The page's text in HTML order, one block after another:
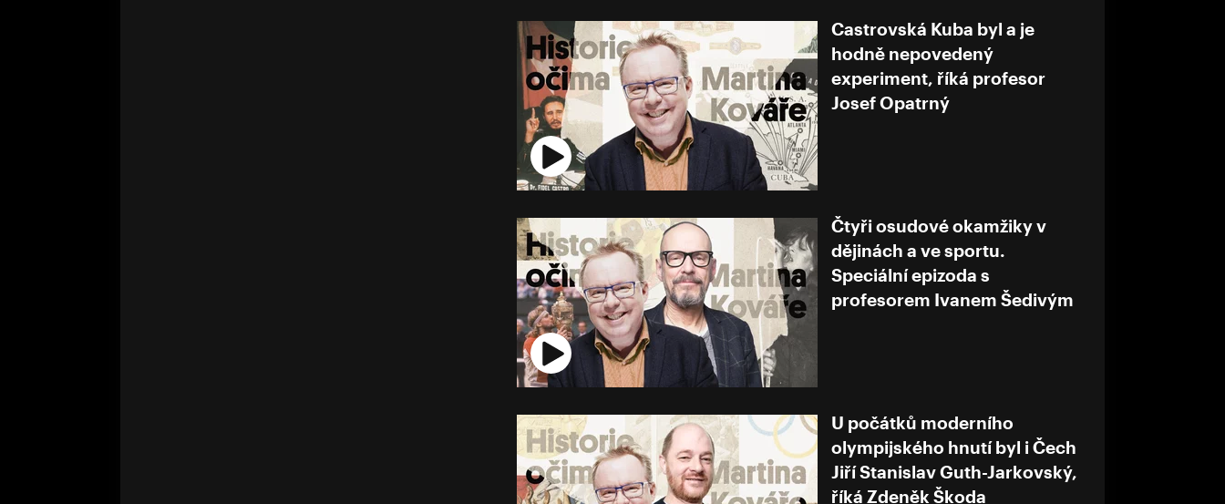
Castrovská Kuba byl a je
hodně nepovedený
experiment, říká profesor
Josef Opatrný
Čtyři osudové okamžiky v
dějinách a ve sportu.
Speciální epizoda s
profesorem Ivanem Šedivým
U počátků moderního
olympijského hnutí byl i Čech
Jiří Stanislav Guth-Jarkovský,
říká Zdeněk Škoda